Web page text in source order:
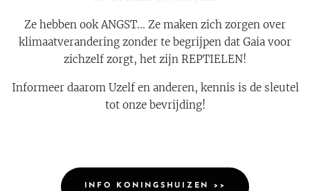
Ze hebben ook ANGST... Ze maken zich zorgen over
klimaatverandering zonder te begrijpen dat Gaia voor
zichzelf zorgt, het zijn REPTIELEN!
Informeer daarom Uzelf en anderen, kennis is de sleutel
tot onze bevrijding!
INFO KONINGSHUIZEN >>